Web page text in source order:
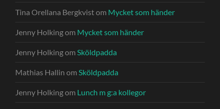
Tina Orellana Bergkvistom Mycket som händer
Jenny Holkingom Mycket som händer
Jenny HolkingomSköldpadda
Mathias Hallin omSköldpadda
Jenny Holkingom Lunch m g:a kollegor